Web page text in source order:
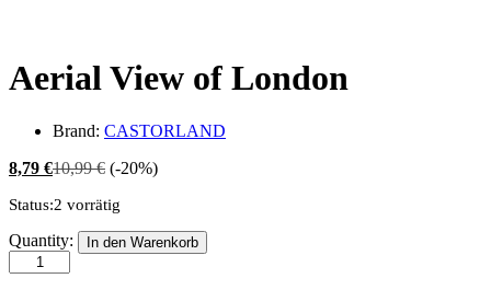
Aerial View of London
Brand: CASTORLAND
8,79 €10,99€ (-20%)
Status:2 vorrätig
Aerial
View
of
Quantity: In den Warenkorb